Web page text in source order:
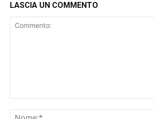
LASCIA UN COMMENTO